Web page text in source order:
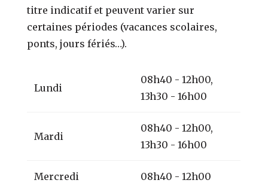
titre indicatif et peuvent varier sur
certaines périodes (vacances scolaires,
ponts, jours fériés…).
Lundi
08h40 - 12h00,
13h30 - 16h00
Mardi
08h40 - 12h00,
13h30 - 16h00
Mercredi 08h40 - 12h00